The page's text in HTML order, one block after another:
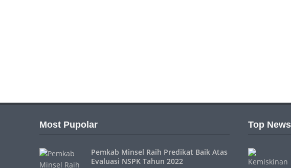
Most Pupolar
Pemkab Minsel Raih Predikat Baik Atas
Evaluasi NSPK Tahun 2022
Top News